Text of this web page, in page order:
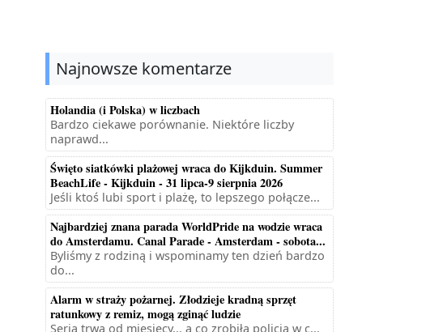
Najnowsze komentarze
Holandia (i Polska) w liczbach
Bardzo ciekawe porównanie. Niektóre liczby
naprawd...
Święto siatkówki plażowej wraca do Kijkduin. Summer
BeachLife - Kijkduin - 31 lipca-9 sierpnia 2026
Jeśli ktoś lubi sport i plażę, to lepszego połącze...
Najbardziej znana parada WorldPride na wodzie wraca
do Amsterdamu. Canal Parade - Amsterdam - sobota...
Byliśmy z rodziną i wspominamy ten dzień bardzo
do...
Alarm w straży pożarnej. Złodzieje kradną sprzęt
ratunkowy z remiz, mogą zginąć ludzie
Seria trwa od miesięcy... a co zrobiła policja w c...